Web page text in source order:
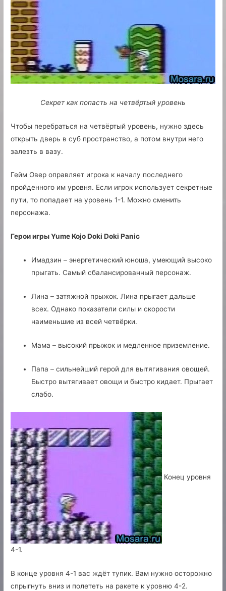
Секрет как попасть на четвёртый уровень
Чтобы перебраться на четвёртый уровень, нужно здесь
открыть дверь в суб пространство, а потом внутри него
залезть в вазу.
Гейм Овер оправляет игрока к началу последнего
пройденного им уровня. Если игрок использует секретные
пути, то попадает на уровень 1-1. Можно сменить
персонажа.
Герои игры Yume Kojo Doki Doki Panic
Имадзин – энергетический юноша, умеющий высоко
прыгать. Самый сбалансированный персонаж.
Лина – затяжной прыжок. Лина прыгает дальше
всех. Однако показатели силы и скорости
наименьшие из всей четвёрки.
Мама – высокий прыжок и медленное приземление.
Папа – сильнейший герой для вытягивания овощей.
Быстро вытягивает овощи и быстро кидает. Прыгает
слабо.
Конец уровня
4-1.
В конце уровня 4-1 вас ждёт тупик. Вам нужно осторожно
спрыгнуть вниз и полететь на ракете к уровню 4-2.